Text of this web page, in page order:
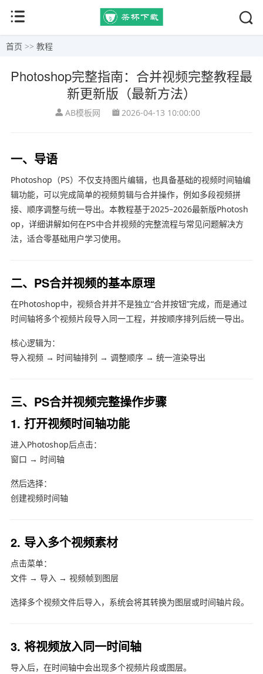
首页 >> 教程
Photoshop完整指南：合并视频完整教程最
新更新版（最新方法）
AB模板网 2026-04-13 10:00:00
一、导语
Photoshop（PS）不仅支持图片编辑，也具备基础的视频时间轴编
辑功能，可以完成简单的视频剪辑与合并操作，例如多段视频拼
接、顺序调整与统一导出。本教程基于2025–2026最新版Photosh
op，详细讲解如何在PS中合并视频的完整流程与常见问题解决方
法，适合零基础用户学习使用。
二、PS合并视频的基本原理
在Photoshop中，视频合并并不是独立“合并按钮”完成，而是通过
时间轴将多个视频片段导入同一工程，并按顺序排列后统一导出。
核心逻辑为：
导入视频 → 时间轴排列 → 调整顺序 → 统一渲染导出
三、PS合并视频完整操作步骤
1. 打开视频时间轴功能
进入Photoshop后点击：
窗口 → 时间轴
然后选择：
创建视频时间轴
2. 导入多个视频素材
点击菜单：
文件 → 导入 → 视频帧到图层
选择多个视频文件后导入，系统会将其转换为图层或时间轴片段。
3. 将视频放入同一时间轴
导入后，在时间轴中会出现多个视频片段或图层。